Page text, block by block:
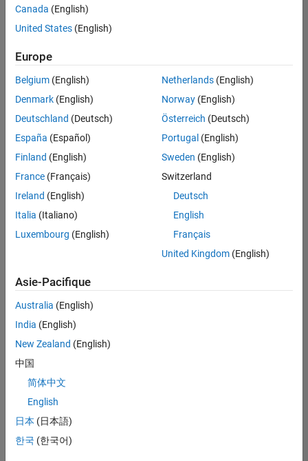
aucune
offre
d'emploi
correspondant
à vos
critères
de
recherche.
Vous
pouvez
élargir
votre
recherche
ou
afficher
l’ensemble
d'emploi.
malgré
tout
vous
trouvez
pas
d'offre
corresponde
à vos
Canada (English)
United States (English)
Europe
Belgium (English)
Denmark (English)
Deutschland (Deutsch)
España (Español)
Finland (English)
France (Français)
Ireland (English)
Italia (Italiano)
Luxembourg (English)
Netherlands(English)
Norway(English)
Österreich (Deutsch)
Portugal (English)
Sweden (English)
Switzerland
Deutsch
English
Français
United Kingdom(English)
Asie-Pacifique
Australia (English)
India (English)
New Zealand (English)
中国
简体中文
English
日本 (日本語)
한국 (한국어)